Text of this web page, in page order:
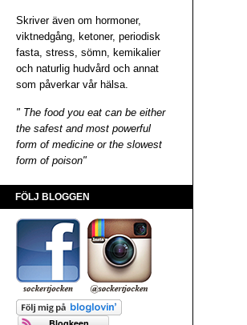
Skriver även om hormoner,
viktnedgång, ketoner, periodisk
fasta, stress, sömn, kemikalier
och naturlig hudvård och annat
som påverkar vår hälsa.
" The food you eat can be either
the safest and most powerful
form of medicine or the slowest
form of poison"
FÖLJ BLOGGEN